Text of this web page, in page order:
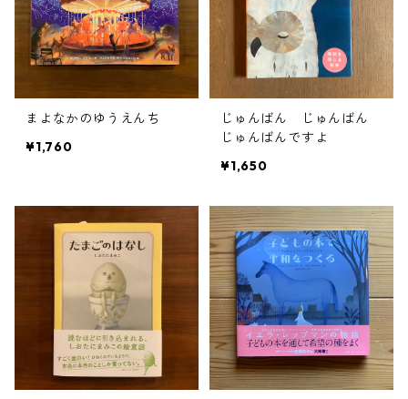
まよなかのゆうえんち
¥1,760
じゅんばん じゅんばん
じゅんばんですよ
¥1,650